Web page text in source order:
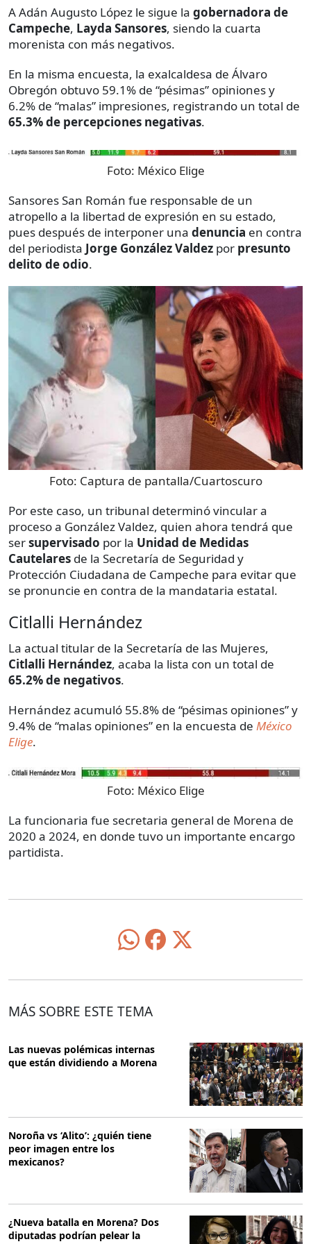
A Adán Augusto López le sigue la gobernadora de
Campeche, Layda Sansores, siendo la cuarta
morenista con más negativos.
En la misma encuesta, la exalcaldesa de Álvaro
Obregón obtuvo 59.1% de “pésimas” opiniones y
6.2% de “malas” impresiones, registrando un total de
65.3% de percepciones negativas.
Foto: México Elige
Sansores San Román fue responsable de un
atropello a la libertad de expresión en su estado,
pues después de interponer una denuncia en contra
del periodista Jorge González Valdez por presunto
delito de odio.
Foto: Captura de pantalla/Cuartoscuro
Por este caso, un tribunal determinó vincular a
proceso a González Valdez, quien ahora tendrá que
sersupervisado por la Unidad de Medidas
Cautelares de la Secretaría de Seguridad y
Protección Ciudadana de Campeche para evitar que
se pronuncie en contra de la mandataria estatal.
Citlalli Hernández
La actual titular de la Secretaría de las Mujeres,
Citlalli Hernández, acaba la lista con un total de
65.2% de negativos.
Hernández acumuló 55.8% de “pésimas opiniones” y
9.4% de “malas opiniones” en la encuesta de México
Elige.
Foto: México Elige
La funcionaria fue secretaria general de Morena de
2020 a 2024, en donde tuvo un importante encargo
partidista.
MÁS SOBRE ESTE TEMA
Las nuevas polémicas internas
que están dividiendo a Morena
Noroña vs ‘Alito’: ¿quién tiene
peor imagen entre los
mexicanos?
¿Nueva batalla en Morena? Dos
diputadas podrían pelear la